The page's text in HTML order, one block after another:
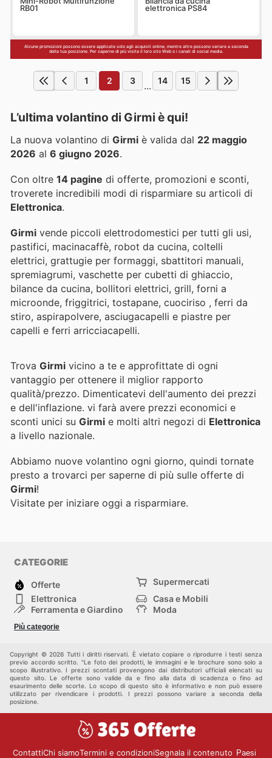
RB01
elettronica PS84
Alcune promozioni possono essere applicate solo agli acquisti online, mentre altre possono variare a seconda
della tua posizione. Per saperne di più visita il loro sito Web o i canali di social media.
1 2 3 ... 14 15
L’ultima volantino di Girmi è qui!
La nuova volantino di Girmi è valida dal 22 maggio
2026 al 6 giugno 2026.
Con oltre 14 pagine di offerte, promozioni e sconti,
troverete incredibili modi di risparmiare su articoli di
Elettronica.
Girmi vende piccoli elettrodomestici per tutti gli usi,
pastifici, macinacaffè, robot da cucina, coltelli
elettrici, grattugie per formaggi, sbattitori manuali,
spremiagrumi, vaschette per cubetti di ghiaccio,
bilance da cucina, bollitori elettrici, grill, forni a
microonde, friggitrici, tostapane, cuociriso , ferri da
stiro, aspirapolvere, asciugacapelli e piastre per
capelli e ferri arricciacapelli.
Trova Girmi vicino a te e approfittate di ogni
vantaggio per ottenere il miglior rapporto
qualità/prezzo. Dimenticatevi dell'aumento dei prezzi
e dell'inflazione. vi farà avere prezzi economici e
sconti unici su Girmi e molti altri negozi di Elettronica
a livello nazionale.
Abbiamo nuove volantino ogni giorno, quindi tornate
presto a trovarci per saperne di più sulle offerte di
Girmi!
Visitate per iniziare oggi a risparmiare.
CATEGORIE
Offerte
Supermercati
Elettronica
Casa e Mobili
Ferramenta e Giardino
Moda
Bambini e Neonati
Più categorie
Copyright © 2026 Tutti i diritti riservati. È vietato copiare o riprodurre i testi senza
previo accordo scritto. "Le foto dei prodotti, le immagini e le brochure sono solo a
scopo illustrativo. I prezzi scontati provengono dai distributori ufficiali elencati su
questo sito. Le offerte sono valide da e fino alla data di scadenza o fino ad
esaurimento delle scorte. Lo scopo di questo sito è informativo e non può essere
utilizzato per rivendicare i prodotti. I prezzi possono variare a seconda della
posizione.
ContattiChi siamoTermini e condizioniSegnala il contenuto Paesi